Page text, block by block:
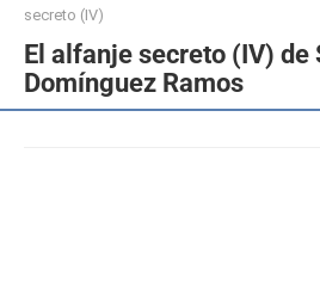
secreto (IV)
El alfanje secreto (IV) de
Domínguez Ramos